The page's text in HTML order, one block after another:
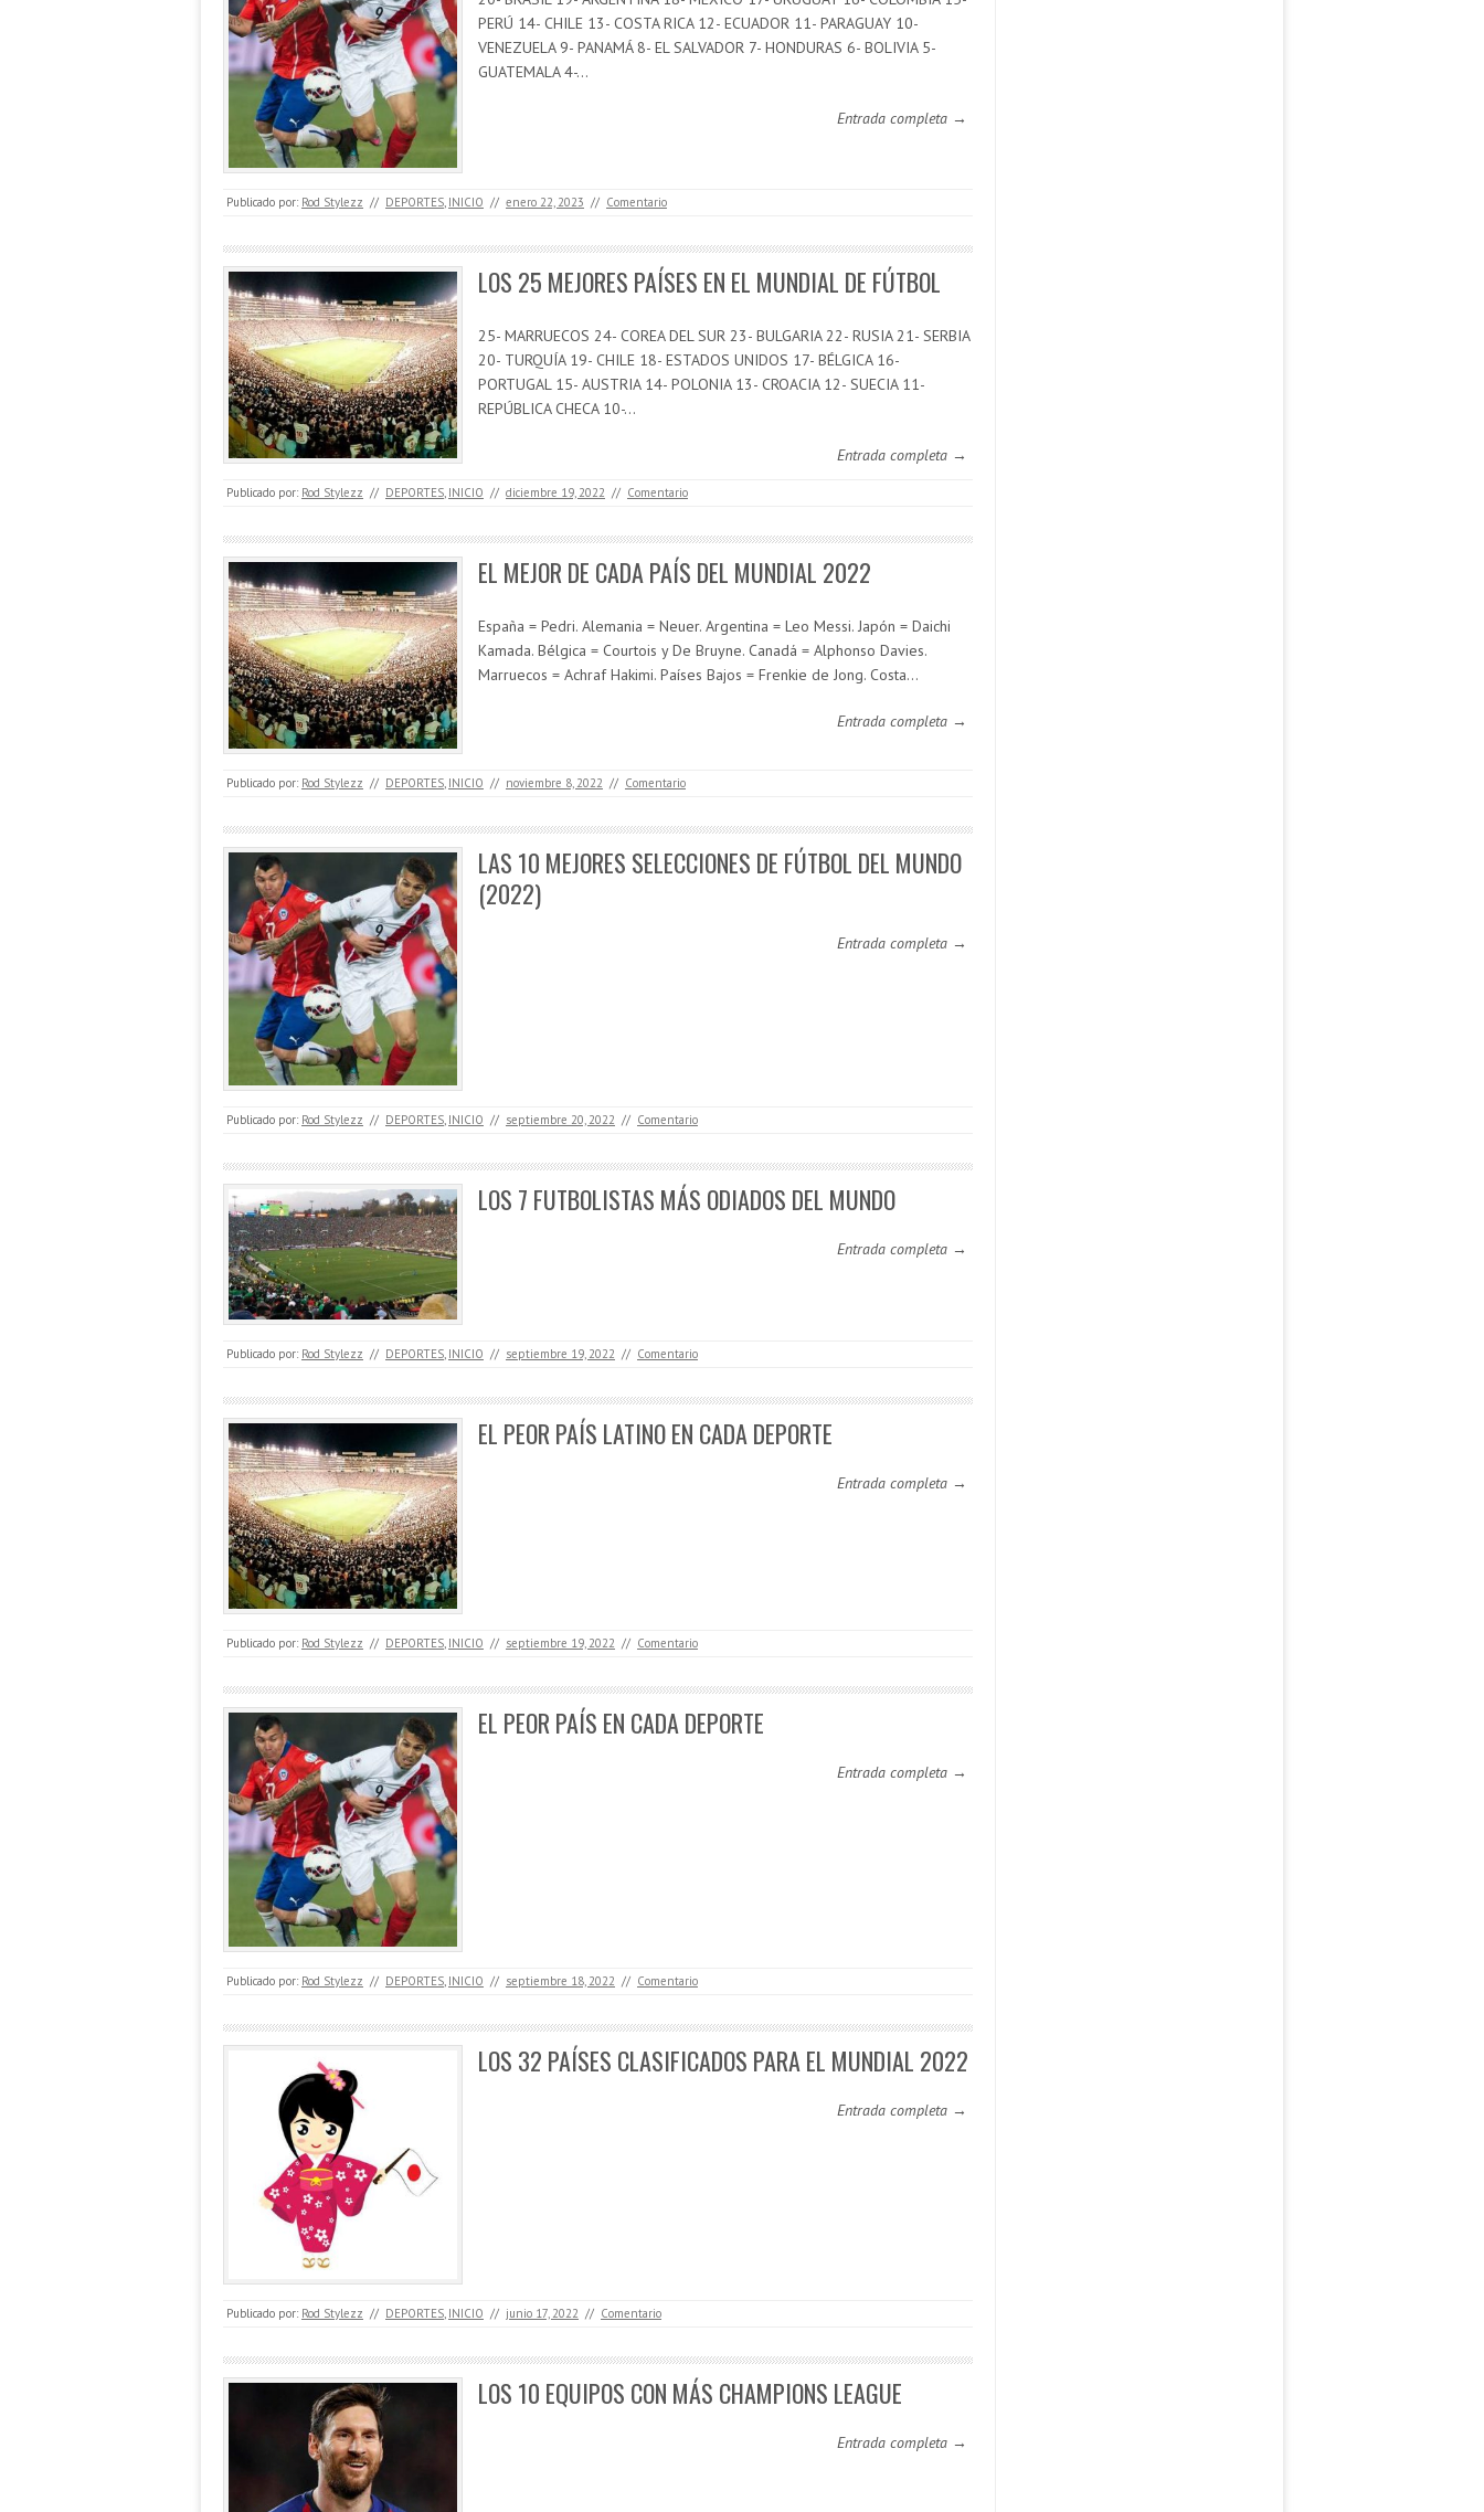
PERÚ 14- CHILE 13- COSTA RICA 12- ECUADOR 11- PARAGUAY 10-
VENEZUELA 9- PANAMÁ 8- EL SALVADOR 7- HONDURAS 6- BOLIVIA 5-
GUATEMALA 4-…
Entrada completa →
Publicado por: Rod Stylezz // DEPORTES, INICIO // enero 22, 2023 // Comentario
LOS 25 MEJORES PAÍSES EN EL MUNDIAL DE FÚTBOL
25- MARRUECOS 24- COREA DEL SUR 23- BULGARIA 22- RUSIA 21- SERBIA
20- TURQUÍA 19- CHILE 18- ESTADOS UNIDOS 17- BÉLGICA 16-
PORTUGAL 15- AUSTRIA 14- POLONIA 13- CROACIA 12- SUECIA 11-
REPÚBLICA CHECA 10-…
Entrada completa →
Publicado por: Rod Stylezz // DEPORTES, INICIO // diciembre 19, 2022 // Comentario
EL MEJOR DE CADA PAÍS DEL MUNDIAL 2022
España = Pedri. Alemania = Neuer. Argentina = Leo Messi. Japón = Daichi
Kamada. Bélgica = Courtois y De Bruyne. Canadá = Alphonso Davies.
Marruecos = Achraf Hakimi. Países Bajos = Frenkie de Jong. Costa…
Entrada completa →
Publicado por: Rod Stylezz // DEPORTES INICIO // noviembre 8, 2022 // Comentario
LAS 10 MEJORES SELECCIONES DE FÚTBOL DEL MUNDO
(2022)
Entrada completa →
Publicado por: Rod Stylezz // DEPORTES, INICIO // septiembre 20, 2022 // Comentario
LOS 7 FUTBOLISTAS MÁS ODIADOS DEL MUNDO
Entrada completa →
Publicado por: Rod Stylezz // DEPORTES INICIO // septiembre 19, 2022 // Comentario
EL PEOR PAÍS LATINO EN CADA DEPORTE
Entrada completa →
Publicado por: Rod Stylezz // DEPORTES, INICIO // septiembre 19, 2022 // Comentario
EL PEOR PAÍS EN CADA DEPORTE
Entrada completa →
Publicado por: Rod Stylezz // DEPORTES, INICIO // septiembre 18, 2022 // Comentario
LOS 32 PAÍSES CLASIFICADOS PARA EL MUNDIAL 2022
Entrada completa →
Publicado por: Rod Stylezz // DEPORTES INICIO // junio 17, 2022 // Comentario
LOS 10 EQUIPOS CON MÁS CHAMPIONS LEAGUE
Entrada completa →